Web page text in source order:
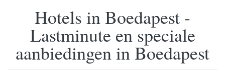
Hotels in Boedapest -
Lastminute en speciale
aanbiedingen in Boedapest